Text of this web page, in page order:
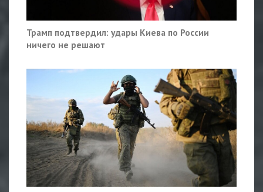
Трамп подтвердил: удары Киева по России
ничего не решают